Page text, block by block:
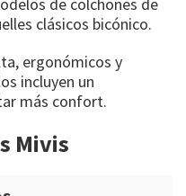
clásicos bicónico.
ergonómicos y
incluyen un
más confort.
Mivis